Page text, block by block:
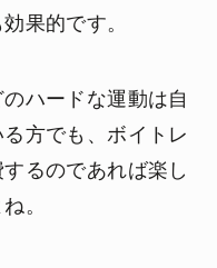
果的です。
ハードな運動は自
方でも、ボイトレ
るのであれば楽し
。